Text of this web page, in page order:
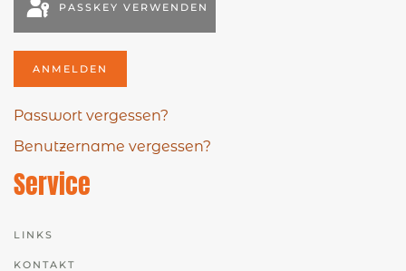
PASSKEY VERWENDEN
ANMELDEN
Passwort vergessen?
Benutzername vergessen?
Service
LINKS
KONTAKT